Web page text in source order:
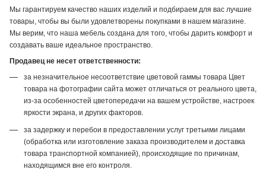
Мы гарантируем качество наших изделий и подбираем для вас лучшие
товары, чтобы вы были удовлетворены покупками в нашем магазине.
Мы верим, что наша мебель создана для того, чтобы дарить комфорт и
создавать ваше идеальное пространство.
Продавец не несет ответственности:
за незначительное несоответствие цветовой гаммы товара Цвет
товара на фотографии сайта может отличаться от реального цвета,
из-за особенностей цветопередачи на вашем устройстве, настроек
яркости экрана, и других факторов.
за задержку и перебои в предоставлении услуг третьими лицами
(обработка или изготовление заказа производителем и доставка
товара транспортной компанией), происходящие по причинам,
находящимся вне его контроля.